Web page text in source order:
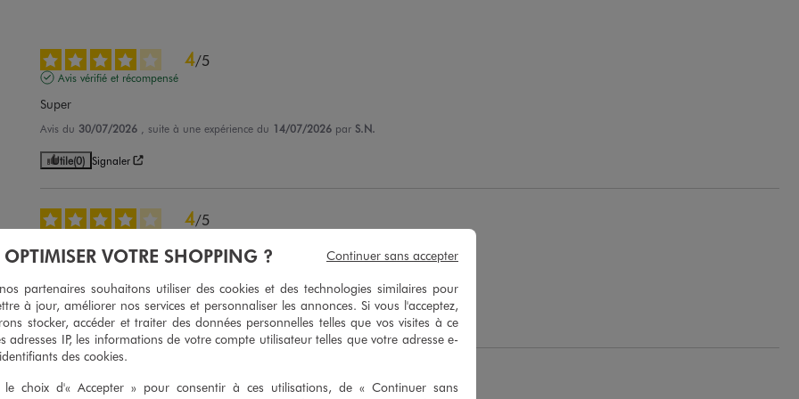
4/5
Avis vérifié et récompensé
Super
Avis du 30/07/2026 , suite à une expérience du 14/07/2026 par S.N.
Utile(0) Signaler
4/5
Très beau chapeau simple mais super
Avis du25/07/2026 , suite à une expérience du13/07/2026 parD.B.
Utile (0) Signaler
Avis vérifié et récompensé
OPTIMISER VOTRE SHOPPING ?
partenaires souhaitons utiliser des cookies et des technologies similaires pour
à jour, améliorer nos services et personnaliser les annonces. Si vous l'acceptez,
stocker, accéder et traiter des données personnelles telles que vos visites à ce
adresses IP, les informations de votre compte utilisateur telles que votre adresse e-
des cookies.
le choix d'« Accepter » pour consentir à ces utilisations, de « Continuer sans
Continuer sans accepter